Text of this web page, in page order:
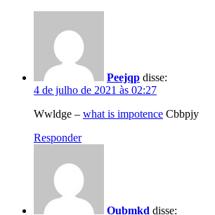
Peejqp disse:
4 de julho de 2021 às 02:27
Wwldge – what is impotence Cbbpjy
Responder
Oubmkd disse: